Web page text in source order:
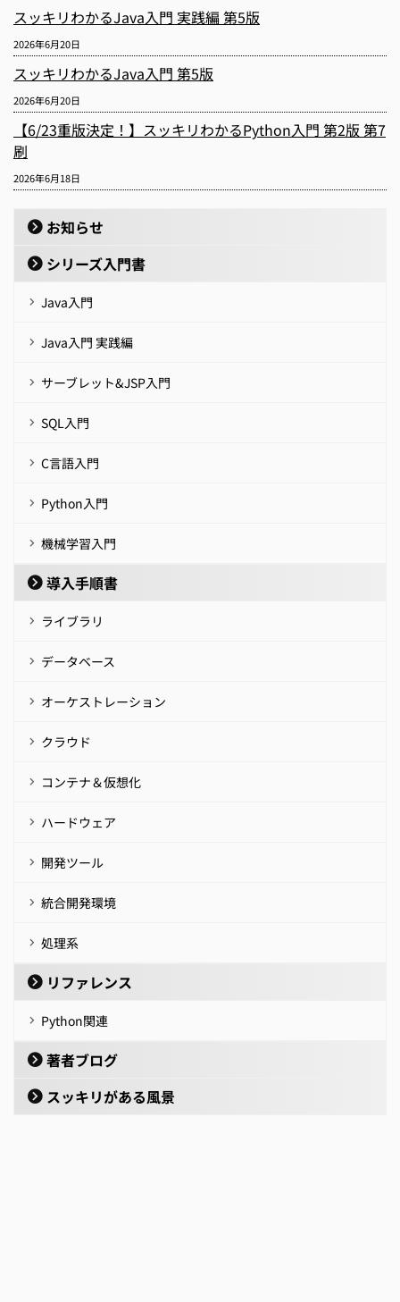
スッキリわかるJava入門 実践編 第5版
2026年6月20日
スッキリわかるJava入門 第5版
2026年6月20日
【6/23重版決定！】スッキリわかるPython入門 第2版 第7
刷
2026年6月18日
お知らせ
シリーズ入門書
Java入門
Java入門 実践編
サーブレット&JSP入門
SQL入門
C言語入門
Python入門
機械学習入門
導入手順書
ライブラリ
データベース
オーケストレーション
クラウド
コンテナ＆仮想化
ハードウェア
開発ツール
統合開発環境
処理系
リファレンス
Python関連
著者ブログ
スッキリがある風景